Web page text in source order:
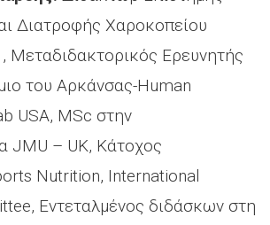
Διατροφής Χαροκοπείου
Μεταδιδακτορικός Ερευνητής
του Αρκάνσας-Human
USA, MSc στην
JMU – UK, Kάτοχος
Nutrition, International
Eντεταλμένος διδάσκων στη